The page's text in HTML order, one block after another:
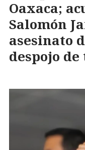
Oaxaca;
Salomón
asesinato
despojo